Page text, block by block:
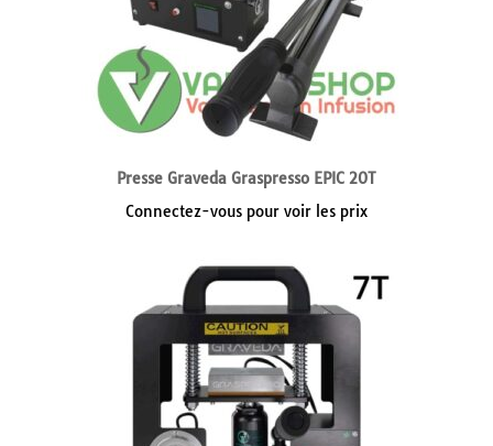
Presse Graveda Graspresso EPIC 20T
Connectez-vous pour voir les prix